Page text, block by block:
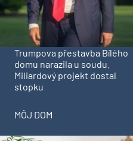
Trumpova přestavba Bílého
domu narazila u soudu.
Miliardový projekt dostal
stopku
MÔJ DOM